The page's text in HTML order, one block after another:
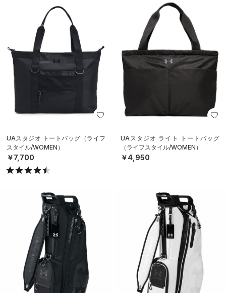
UAスタジオ トートバッグ（ライフ
スタイル/WOMEN）
￥7,700
UAスタジオ ライト トートバッグ
（ライフスタイル/WOMEN）
￥4,950